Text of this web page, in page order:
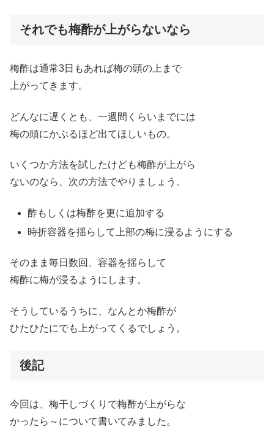
それでも梅酢が上がらないなら
梅酢は通常3日もあれば梅の頭の上まで
上がってきます。
どんなに遅くとも、一週間くらいまでには
梅の頭にかぶるほど出てほしいもの。
いくつか方法を試したけども梅酢が上がら
ないのなら、次の方法でやりましょう。
酢もしくは梅酢を更に追加する
時折容器を揺らして上部の梅に浸るようにする
そのまま毎日数回、容器を揺らして
梅酢に梅が浸るようにします。
そうしているうちに、なんとか梅酢が
ひたひたにでも上がってくるでしょう。
後記
今回は、梅干しづくりで梅酢が上がらな
かったら～について書いてみました。